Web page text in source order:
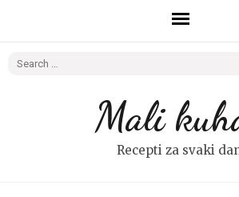
Mali
Recepti za svaki